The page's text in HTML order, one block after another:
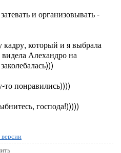
и организовывать -
кадру, который и я выбрала
Алехандро на
то понравились))))
господа!)))))